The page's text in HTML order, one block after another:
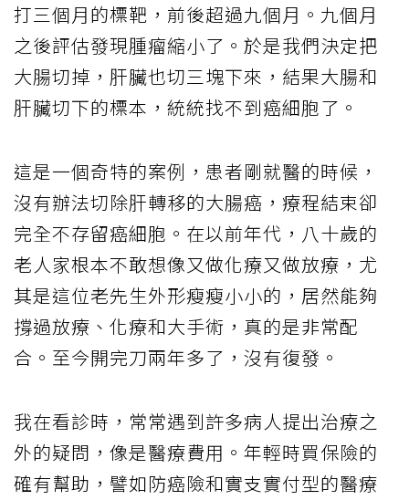
打三個月的標靶，前後超過九個月。九個月
之後評估發現腫瘤縮小了。於是我們決定把
大腸切掉，肝臟也切三塊下來，結果大腸和
肝臟切下的標本，統統找不到癌細胞了。
這是一個奇特的案例，患者剛就醫的時候，
沒有辦法切除肝轉移的大腸癌，療程結束卻
完全不存留癌細胞。在以前年代，八十歲的
老人家根本不敢想像又做化療又做放療，尤
其是這位老先生外形瘦瘦小小的，居然能夠
撐過放療、化療和大手術，真的是非常配
合。至今開完刀兩年多了，沒有復發。
我在看診時，常常遇到許多病人提出治療之
外的疑問，像是醫療費用。年輕時買保險的
確有幫助，譬如防癌險和實支實付型的醫療